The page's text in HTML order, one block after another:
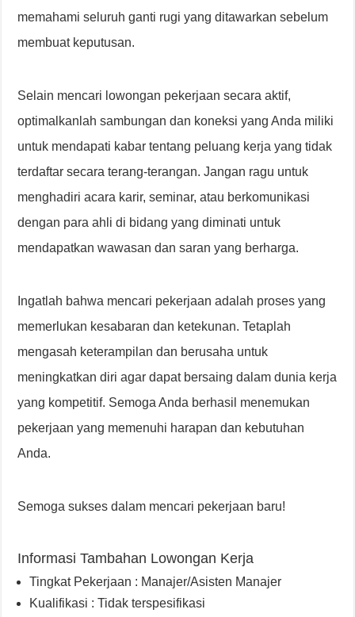
memahami seluruh ganti rugi yang ditawarkan sebelum
membuat keputusan.
Selain mencari lowongan pekerjaan secara aktif,
optimalkanlah sambungan dan koneksi yang Anda miliki
untuk mendapati kabar tentang peluang kerja yang tidak
terdaftar secara terang-terangan. Jangan ragu untuk
menghadiri acara karir, seminar, atau berkomunikasi
dengan para ahli di bidang yang diminati untuk
mendapatkan wawasan dan saran yang berharga.
Ingatlah bahwa mencari pekerjaan adalah proses yang
memerlukan kesabaran dan ketekunan. Tetaplah
mengasah keterampilan dan berusaha untuk
meningkatkan diri agar dapat bersaing dalam dunia kerja
yang kompetitif. Semoga Anda berhasil menemukan
pekerjaan yang memenuhi harapan dan kebutuhan
Anda.
Semoga sukses dalam mencari pekerjaan baru!
Informasi Tambahan Lowongan Kerja
Tingkat Pekerjaan : Manajer/Asisten Manajer
Kualifikasi : Tidak terspesifikasi